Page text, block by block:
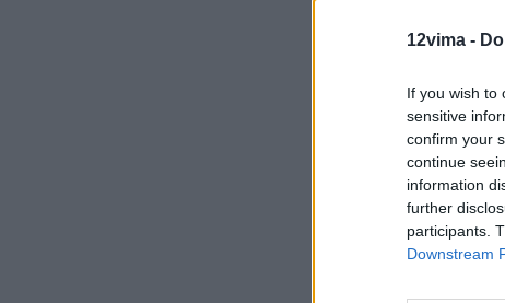
12vima -
If you wish to
sensitive
confirm your
continue
information
further
participants.
Downstream